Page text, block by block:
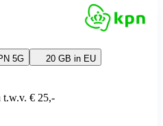
Pro XL
8a
Pro 5G
t.w.v. € 25,-
5G 20 GB in EU